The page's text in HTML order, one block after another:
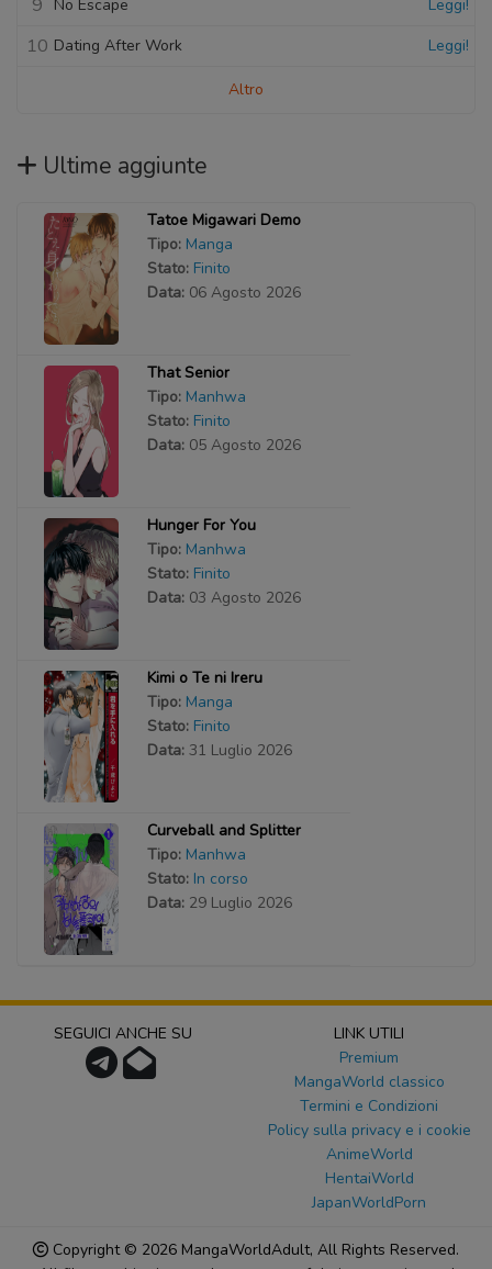
No Escape Leggi!
10 Dating After Work Leggi!
Altro
Ultime aggiunte
Tatoe Migawari Demo
Tipo: Manga
Stato: Finito
Data: 06 Agosto 2026
That Senior
Tipo: Manhwa
Stato: Finito
Data: 05 Agosto 2026
Hunger For You
Tipo: Manhwa
Stato: Finito
Data: 03 Agosto 2026
Kimi o Te ni Ireru
Tipo: Manga
Stato: Finito
Data: 31 Luglio 2026
Curveball and Splitter
Tipo: Manhwa
Stato: In corso
Data: 29 Luglio 2026
SEGUICI ANCHE SU
LINK UTILI
Premium
MangaWorld classico
Termini e Condizioni
Policy sulla privacy e i cookie
AnimeWorld
HentaiWorld
JapanWorldPorn
Copyright © 2026 MangaWorldAdult, All Rights Reserved.